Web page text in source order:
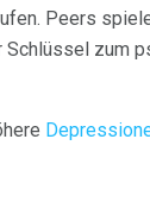
Peers
zum